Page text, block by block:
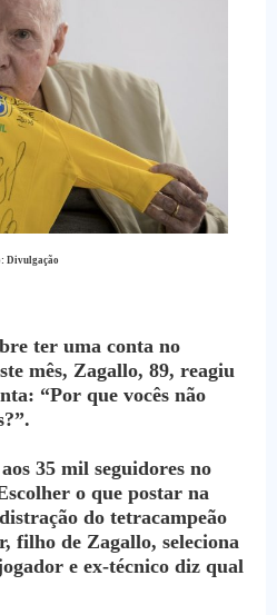
Divulgação
ter uma conta no
mês, Zagallo, 89, reagiu
“Por que vocês não
35 mil seguidores no
o que postar na
do tetracampeão
filho de Zagallo, seleciona
e ex-técnico diz qual